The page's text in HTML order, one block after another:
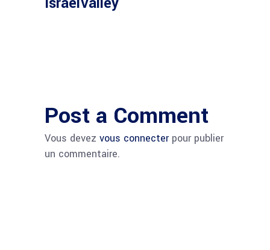
Post a Comment
Vous devez vous connecterpour publier
un commentaire.